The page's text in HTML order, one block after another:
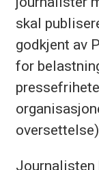
skal
godkjent av
for
Journalisten